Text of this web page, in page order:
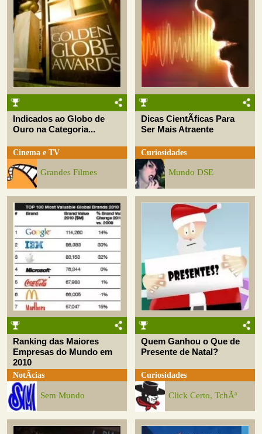
Indicados ao Globo de
Ouro na Categoria...
Cinema e TV
Grandes Filmes
Dicas CientÃ­ficas Para
Ser Mais Atraente
Curiosidades
Mundo DSE
Ranking das Maiores
Empresas do Mundo em
2010
NotÃ­cias
Sem Mundo
Quem Ganhou o Que de
Presente de Natal?
Curiosidades
Click Certo, TchÃª